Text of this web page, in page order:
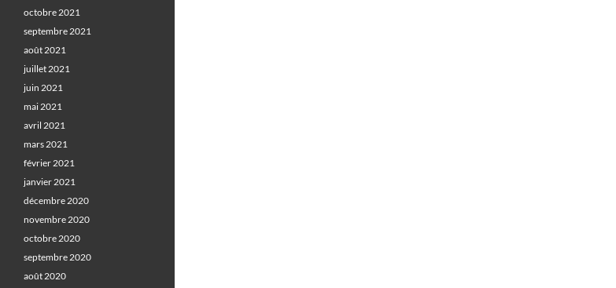
octobre 2021
septembre 2021
août 2021
juillet 2021
juin 2021
mai 2021
avril 2021
mars 2021
février 2021
janvier 2021
décembre 2020
novembre 2020
octobre 2020
septembre 2020
août 2020